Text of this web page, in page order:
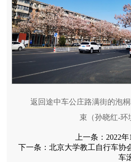
返回途中车公庄路满街的泡
束（孙晓红-环
上一条： 2022
下一条： 北京大学教工自行车协
车